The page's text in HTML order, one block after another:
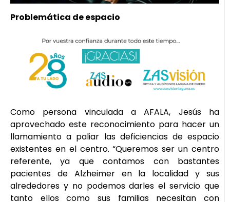
Problemática de espacio
Como persona vinculada a AFALA, Jesús ha
aprovechado este reconocimiento para hacer un
llamamiento a paliar las deficiencias de espacio
existentes en el centro. “Queremos ser un centro
referente, ya que contamos con bastantes
pacientes de Alzheimer en la localidad y sus
alrededores y no podemos darles el servicio que
tanto ellos como sus familias necesitan con